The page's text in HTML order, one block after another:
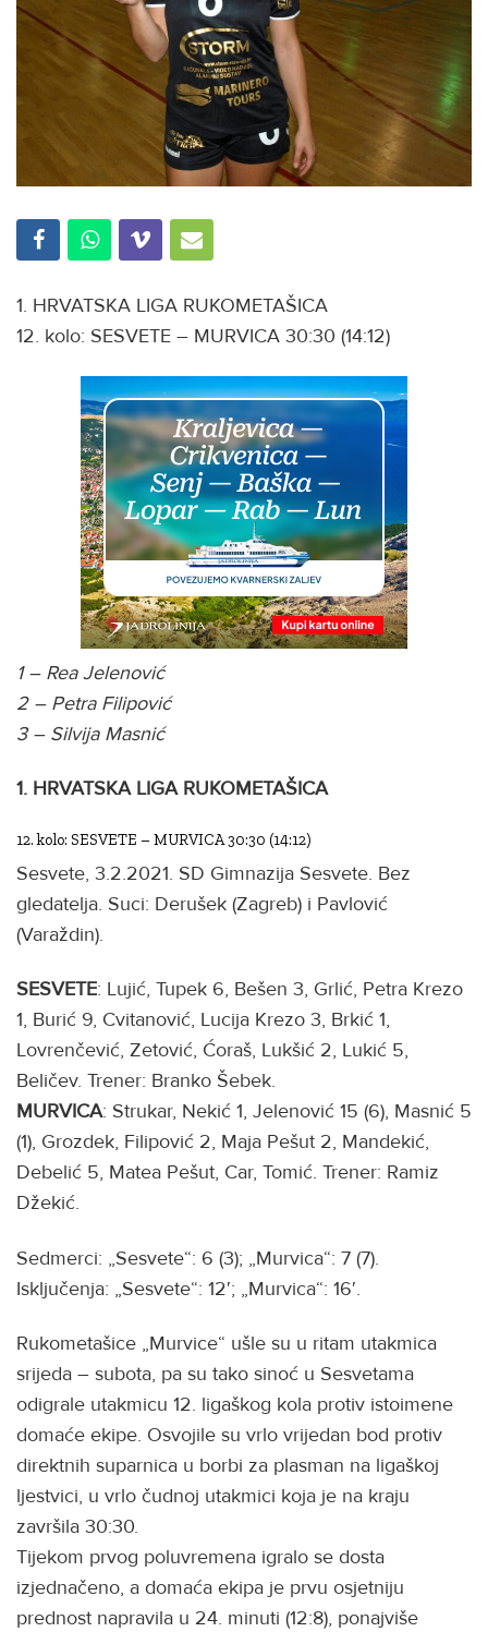
1. HRVATSKA LIGA RUKOMETAŠICA
12. kolo: SESVETE – MURVICA 30:30 (14:12)
1 – Rea Jelenović
2 – Petra Filipović
3 – Silvija Masnić
1. HRVATSKA LIGA RUKOMETAŠICA
12. kolo: SESVETE – MURVICA 30:30 (14:12)
Sesvete, 3.2.2021. SD Gimnazija Sesvete. Bez
gledatelja. Suci: Derušek (Zagreb) i Pavlović
(Varaždin).
SESVETE: Lujić, Tupek 6, Bešen 3, Grlić, Petra Krezo
1, Burić 9, Cvitanović, Lucija Krezo 3, Brkić 1,
Lovrenčević, Zetović, Ćoraš, Lukšić 2, Lukić 5,
Beličev. Trener: Branko Šebek.
MURVICA: Strukar, Nekić 1, Jelenović 15 (6), Masnić 5
(1), Grozdek, Filipović 2, Maja Pešut 2, Mandekić,
Debelić 5, Matea Pešut, Car, Tomić. Trener: Ramiz
Džekić.
Sedmerci: „Sesvete“: 6 (3); „Murvica“: 7 (7).
Isključenja: „Sesvete“: 12′; „Murvica“: 16′.
Rukometašice „Murvice“ ušle su u ritam utakmica
srijeda – subota, pa su tako sinoć u Sesvetama
odigrale utakmicu 12. ligaškog kola protiv istoimene
domaće ekipe. Osvojile su vrlo vrijedan bod protiv
direktnih suparnica u borbi za plasman na ligaškoj
ljestvici, u vrlo čudnoj utakmici koja je na kraju
završila 30:30.
Tijekom prvog poluvremena igralo se dosta
izjednačeno, a domaća ekipa je prvu osjetniju
prednost napravila u 24. minuti (12:8), ponajviše